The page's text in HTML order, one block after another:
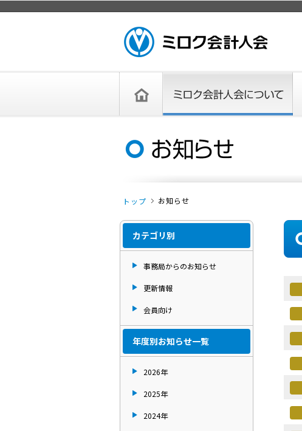
トップ お知らせ
カテゴリ別
事務局からのお知らせ
更新情報
会員向け
年度別お知らせ一覧
2026年
2025年
2024年